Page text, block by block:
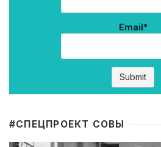
Email*
#CПЕЦПРОЕКТ СОВЫ